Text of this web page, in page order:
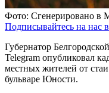
Фото: Сгенерировано в
Подписывайтесь на нас
Губернатор
Telegram опубликовал
местных жителей от
бульваре Юности.